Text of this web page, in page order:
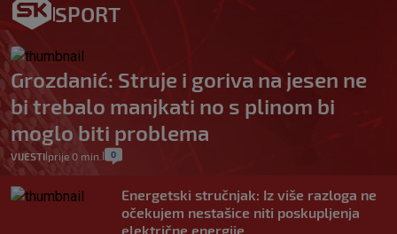
SPORT
Grozdanić: Struje i goriva na jesen ne
bi trebalo manjkati no s plinom bi
moglo biti problema
VIJESTI prije 0 min. 0
Energetski stručnjak: Iz više razloga ne
očekujem nestašice niti poskupljenja
električne energije